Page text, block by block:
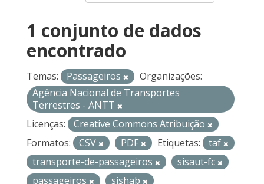
1 conjunto de dados
encontrado
Temas: Passageiros
Organizações:
Agência Nacional de Transportes
Terrestres - ANTT
Licenças:
Creative Commons Atribuição
Formatos:
CSV PDF Etiquetas:
taf
transporte-de-passageiros
sisaut-fc
passageiros
sishab